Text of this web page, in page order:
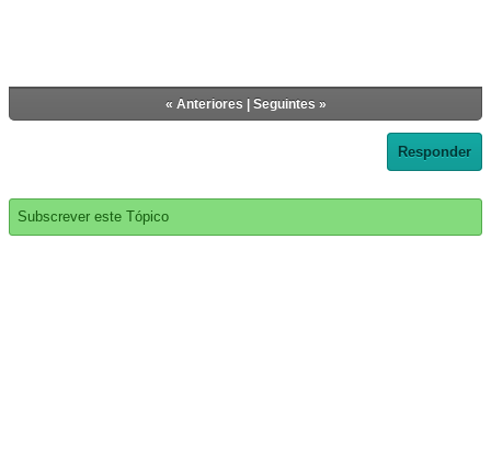
« Anteriores Seguintes »
Responder
Subscrever este Tópico